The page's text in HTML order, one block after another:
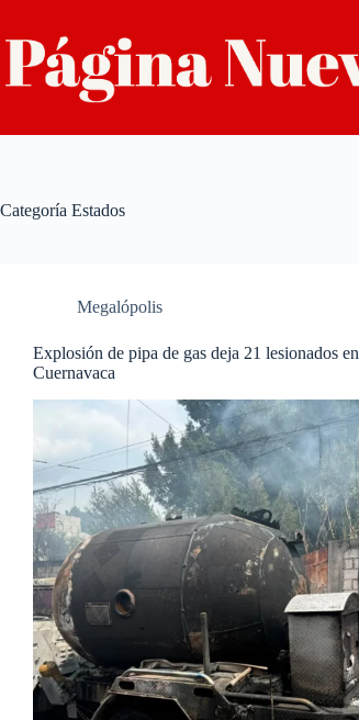
contenido
Categoría Estados
Megalópolis
Explosión de pipa de gas deja 21 lesionados en
Cuernavaca